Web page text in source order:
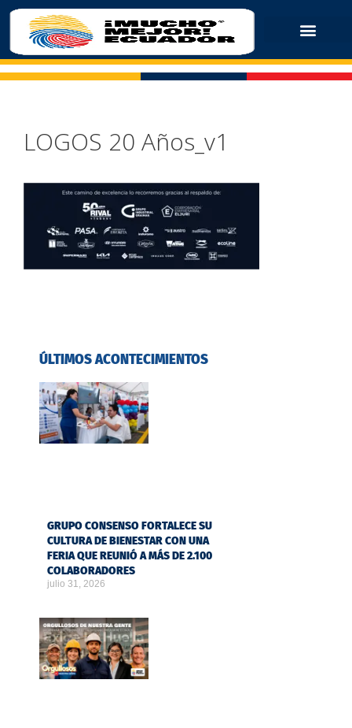
LOGOS 20 Años_v1
ÚLTIMOS ACONTECIMIENTOS
GRUPO CONSENSO FORTALECE SU
CULTURA DE BIENESTAR CON UNA
FERIA QUE REUNIÓ A MÁS DE 2.100
COLABORADORES
julio 31, 2026